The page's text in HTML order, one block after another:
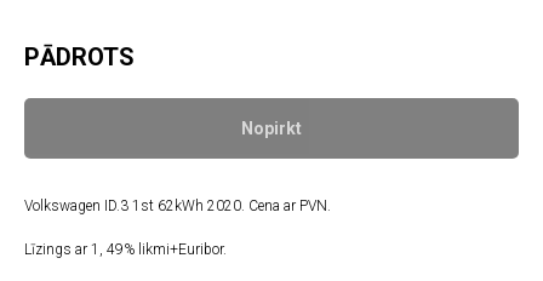
PĀDROTS
Nopirkt
Volkswagen ID.3 1st 62kWh 2020. Cena ar PVN.
Līzings ar 1, 49% likmi+Euribor.